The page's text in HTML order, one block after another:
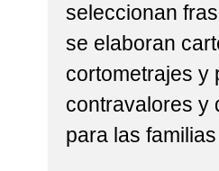
seleccionan
se elaboran
cortometrajes y
contravalores y
para las